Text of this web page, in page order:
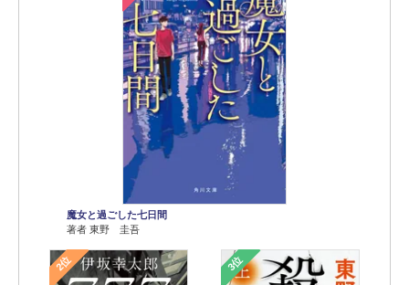
魔女と過ごした七日間
著者 東野 圭吾
2位 3位